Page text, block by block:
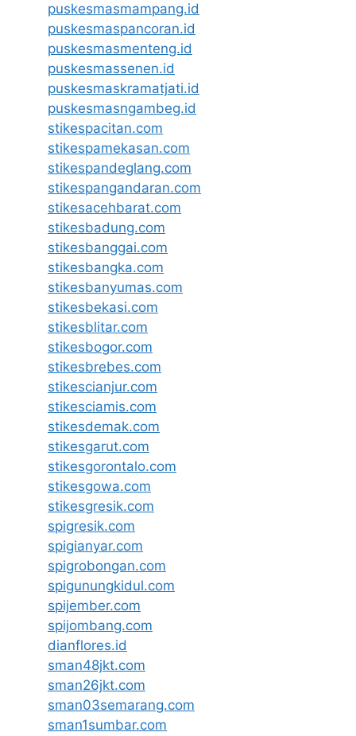
puskesmasmampang.id
puskesmaspancoran.id
puskesmasmenteng.id
puskesmassenen.id
puskesmaskramatjati.id
puskesmasngambeg.id
stikespacitan.com
stikespamekasan.com
stikespandeglang.com
stikespangandaran.com
stikesacehbarat.com
stikesbadung.com
stikesbanggai.com
stikesbangka.com
stikesbanyumas.com
stikesbekasi.com
stikesblitar.com
stikesbogor.com
stikesbrebes.com
stikescianjur.com
stikesciamis.com
stikesdemak.com
stikesgarut.com
stikesgorontalo.com
stikesgowa.com
stikesgresik.com
spigresik.com
spigianyar.com
spigrobongan.com
spigunungkidul.com
spijember.com
spijombang.com
dianflores.id
sman48jkt.com
sman26jkt.com
sman03semarang.com
sman1sumbar.com